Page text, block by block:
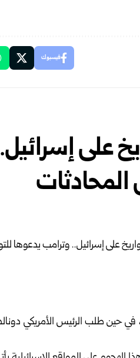
فيسبوك
على
المحادثات
حين طلب الرئيس الأمريكي دونالد